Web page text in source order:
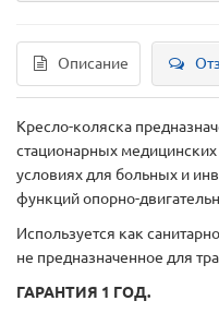
Описание
Кресло-коляска
стационарных
условиях для больных и
функций опорно-
Используется как
не предназначенное для
ГАРАНТИЯ 1 ГОД.